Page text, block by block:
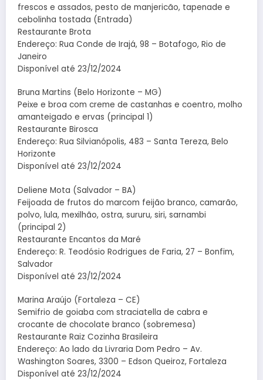
frescos e assados, pesto de manjericão, tapenade e
cebolinha tostada (Entrada)
Restaurante Brota
Endereço: Rua Conde de Irajá, 98 – Botafogo, Rio de
Janeiro
Disponível até 23/12/2024
Bruna Martins (Belo Horizonte – MG)
Peixe e broa com creme de castanhas e coentro, molho
amanteigado e ervas (principal 1)
Restaurante Birosca
Endereço: Rua Silvianópolis, 483 – Santa Tereza, Belo
Horizonte
Disponível até 23/12/2024
Deliene Mota (Salvador – BA)
Feijoada de frutos do marcom feijão branco, camarão,
polvo, lula, mexilhão, ostra, sururu, siri, sarnambi
(principal 2)
Restaurante Encantos da Maré
Endereço: R. Teodósio Rodrigues de Faria, 27 – Bonfim,
Salvador
Disponível até 23/12/2024
Marina Araújo (Fortaleza – CE)
Semifrio de goiaba com straciatella de cabra e
crocante de chocolate branco (sobremesa)
Restaurante Raiz Cozinha Brasileira
Endereço: Ao lado da Livraria Dom Pedro – Av.
Washington Soares, 3300 – Edson Queiroz, Fortaleza
Disponível até 23/12/2024